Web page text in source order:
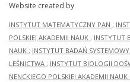
Website created by
INSTYTUT MATEMATYCZNY PAN ;
POLSKIEJ AKADEMII NAUK ; INSTYTUT
NAUK ; INSTYTUT BADAŃ
LEŚNICTWA ; INSTYTUT BIOLOGII
NENCKIEGO POLSKIEJ AKADEMII NAUK